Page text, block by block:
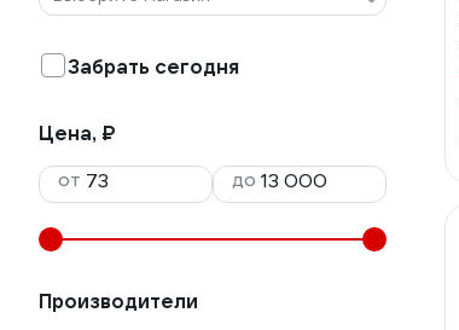
Забрать сегодня
Цена, ₽
от
до
Производители